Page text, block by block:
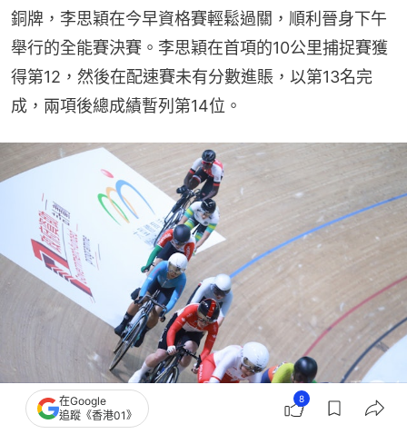
銅牌，李思穎在今早資格賽輕鬆過關，順利晉身下午
舉行的全能賽決賽。李思穎在首項的10公里捕捉賽獲
得第12，然後在配速賽未有分數進賬，以第13名完
成，兩項後總成績暫列第14位。
李思穎。（趙子晉攝）
在Google
追蹤《香港01》
8